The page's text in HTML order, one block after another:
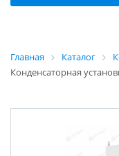
Главная Каталог
Конденсаторная